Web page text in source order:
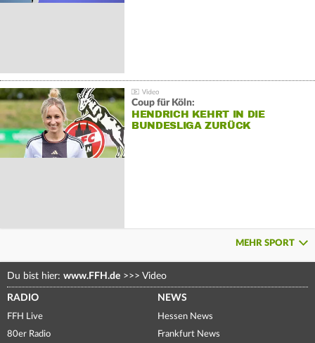
Coup für Köln:
HENDRICH KEHRT IN DIE
BUNDESLIGA ZURÜCK
MEHR SPORT
Du bist hier: www.FFH.de >>> Video
RADIO
FFH Live
80er Radio
NEWS
Hessen News
Frankfurt News